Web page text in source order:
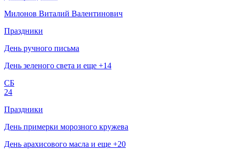
Милонов Виталий Валентинович
Праздники
День ручного письма
День зеленого света и еще +14
СБ
24
Праздники
День примерки морозного кружева
День арахисового масла и еще +20